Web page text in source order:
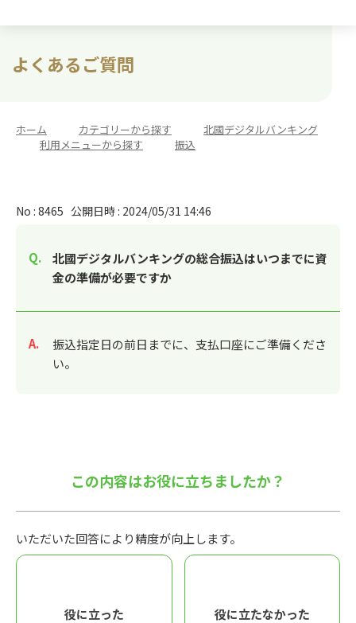
よくあるご質問
ホーム カテゴリーから探す
北國デジタルバンキング
利用メニューから探す 振込
No : 8465 公開日時 : 2024/05/31 14:46
北國デジタルバンキングの総合振込はいつまでに資
金の準備が必要ですか
回答
振込指定日の前日までに、支払口座にご準備くださ
い。
この内容はお役に立ちましたか？
いただいた回答により精度が向上します。
役に立った 役に立たなかった